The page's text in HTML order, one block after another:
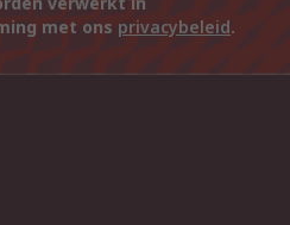
met ons privacybeleid.